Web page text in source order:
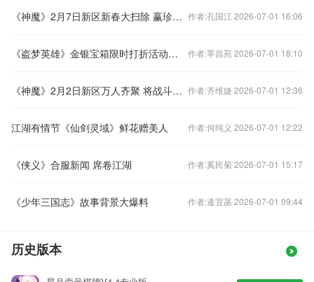
《神魔》2月7日新区新春大扫除 赢珍稀宠物 作者:孔国江 2026-07-01 16:06
《盗梦英雄》金银宝箱限时打折活动开启！ 作者:莘昌苑 2026-07-01 18:10
《神魔》2月2日新区万人齐聚 将战斗进行到底 作者:齐维婕 2026-07-01 12:36
江湖有情节《仙剑灵域》鲜花赠美人 作者:何纯义 2026-07-01 12:22
《侠义》合服新闻 席卷江湖 作者:奚民菊 2026-07-01 15:17
《少年三国志》故事背景大爆料 作者:逄宜菡 2026-07-01 09:44
历史版本